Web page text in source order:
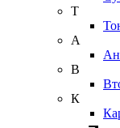
Т
А
В
К